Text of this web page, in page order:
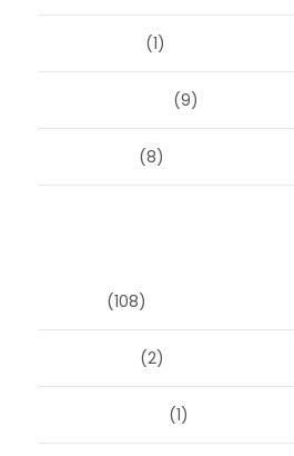
(1)
(9)
(8)
(108)
(2)
(1)